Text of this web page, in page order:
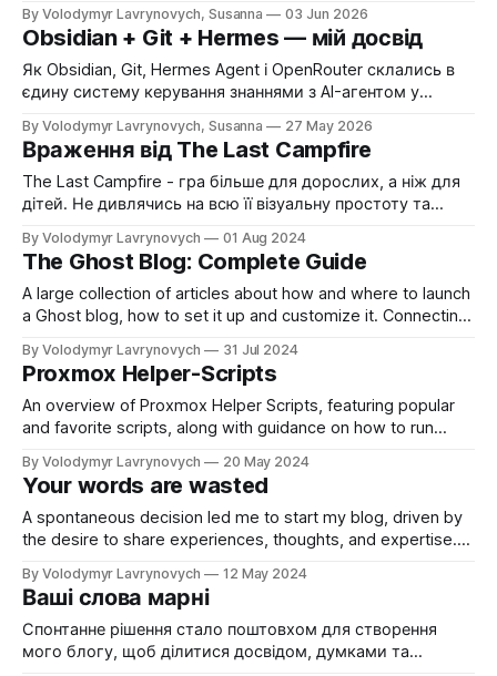
технології, інформаційний голод проти перевантаження і
чому теорема Геделя пояснює ШІ краще за будь-який
маркетинг.
By Volodymyr Lavrynovych, Susanna 03 Jun 2026
Obsidian + Git + Hermes — мій досвід
Як Obsidian, Git, Hermes Agent і OpenRouter склались в
єдину систему керування знаннями з AI-агентом у
By Volodymyr Lavrynovych, Susanna 27 May 2026
Враження від The Last Campfire
The Last Campfire - гра більше для дорослих, а ніж для
дітей. Не дивлячись на всю її візуальну простоту та
серйозні.
By Volodymyr Lavrynovych 01 Aug 2024
The Ghost Blog: Complete Guide
A large collection of articles about how and where to launch
a Ghost blog, how to set it up and customize it. Connecting
By Volodymyr Lavrynovych 31 Jul 2024
Proxmox Helper-Scripts
An overview of Proxmox Helper Scripts, featuring popular
and favorite scripts, along with guidance on how to run
By Volodymyr Lavrynovych 20 May 2024
Your words are wasted
A spontaneous decision led me to start my blog, driven by
the desire to share experiences, thoughts, and expertise.
web and the role of AI, I believe documenting our journey
today will benefit both our future selves and others.
By Volodymyr Lavrynovych 12 May 2024
Ваші слова марні
Спонтанне рішення стало поштовхом для створення
мого блогу, щоб ділитися досвідом, думками та